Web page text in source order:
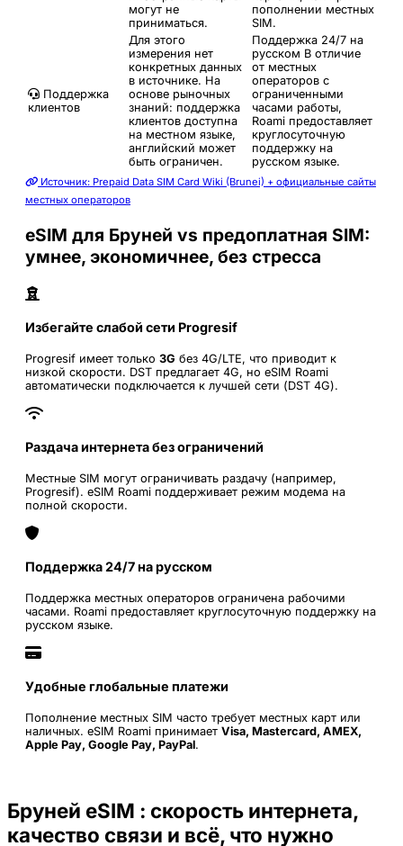
могут не
приниматься.
пополнении местных
SIM.
Поддержка
клиентов
Для этого
измерения нет
конкретных данных
в источнике. На
основе рыночных
знаний: поддержка
клиентов доступна
на местном языке,
английский может
быть ограничен.
Поддержка 24/7 на
русском В отличие
от местных
операторов с
ограниченными
часами работы,
Roami предоставляет
круглосуточную
поддержку на
русском языке.
Источник: Prepaid Data SIM Card Wiki (Brunei) + официальные сайты
местных операторов
eSIM для Бруней vs предоплатная SIM:
умнее, экономичнее, без стресса
Избегайте слабой сети Progresif
Progresif имеет только 3G без 4G/LTE, что приводит к
низкой скорости. DST предлагает 4G, но eSIM Roami
автоматически подключается к лучшей сети (DST 4G).
Раздача интернета без ограничений
Местные SIM могут ограничивать раздачу (например,
Progresif). eSIM Roami поддерживает режим модема на
полной скорости.
Поддержка 24/7 на русском
Поддержка местных операторов ограничена рабочими
часами. Roami предоставляет круглосуточную поддержку на
русском языке.
Удобные глобальные платежи
Пополнение местных SIM часто требует местных карт или
наличных. eSIM Roami принимает Visa, Mastercard, AMEX,
Apple Pay, Google Pay, PayPal.
Бруней eSIM : скорость интернета,
качество связи и всё, что нужно